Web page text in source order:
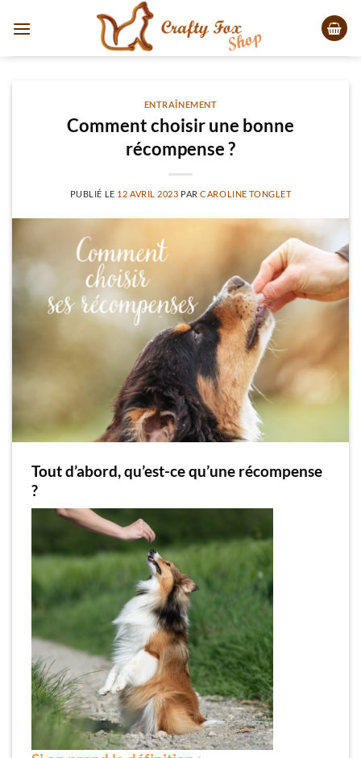
ENTRAÎNEMENT
Comment choisir une bonne
récompense ?
PUBLIÉ LE 12 AVRIL 2023 PARCAROLINE TONGLET
Tout d’abord, qu’est-ce qu’une récompense
?